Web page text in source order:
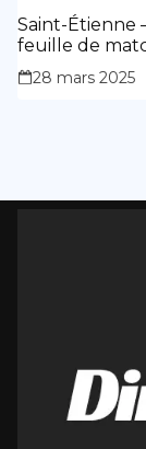
Saint-Étienne
feuille de
28 mars 2025